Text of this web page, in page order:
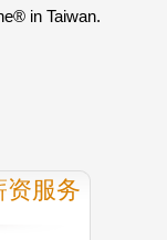
in Taiwan.
资服务